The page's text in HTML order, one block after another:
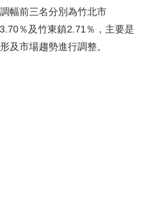
幅前三名分別為竹北市
％及竹東鎮2.71％，主要是
及市場趨勢進行調整。